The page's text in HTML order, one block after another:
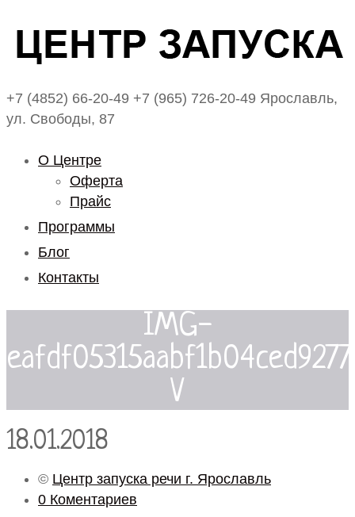
+7 (4852) 66-20-49 +7 (965) 726-20-49 Ярославль,
ул. Свободы, 87
О Центре
Оферта
Прайс
Программы
Блог
Контакты
IMG-
V
18.01.2018
© Центр запуска речи г. Ярославль
0 Коментариев